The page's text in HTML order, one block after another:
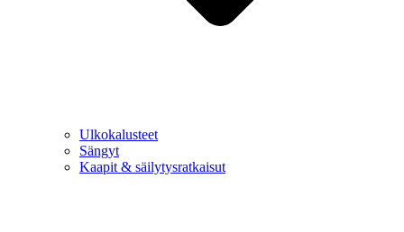
Ulkokalusteet
Sängyt
Kaapit & säilytysratkaisut